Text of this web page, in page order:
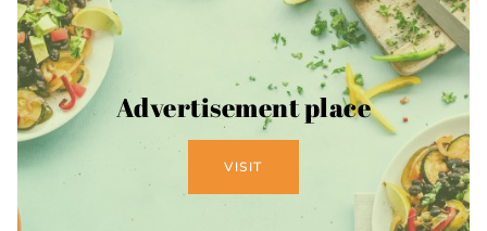
Advertisement place
VISIT